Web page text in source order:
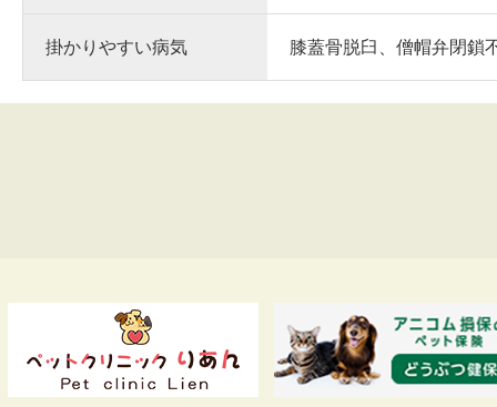
掛かりやすい病気 膝蓋骨脱臼、僧帽弁閉鎖